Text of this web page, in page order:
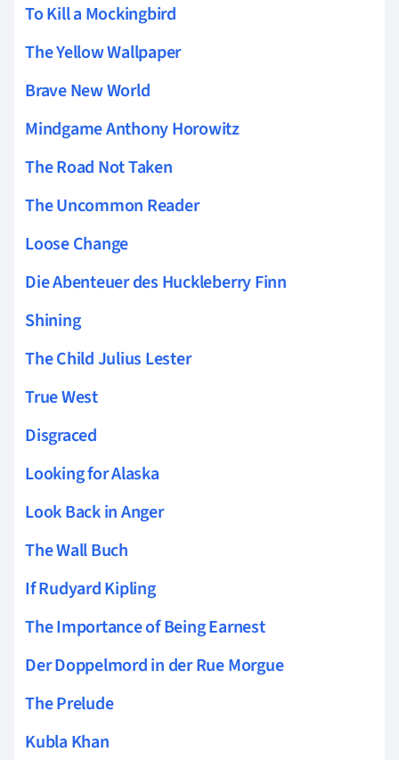
To Kill a Mockingbird
The Yellow Wallpaper
Brave New World
Mindgame Anthony Horowitz
The Road Not Taken
The Uncommon Reader
Loose Change
Die Abenteuer des Huckleberry Finn
Shining
The Child Julius Lester
True West
Disgraced
Looking for Alaska
Look Back in Anger
The Wall Buch
If Rudyard Kipling
The Importance of Being Earnest
Der Doppelmord in der Rue Morgue
The Prelude
Kubla Khan